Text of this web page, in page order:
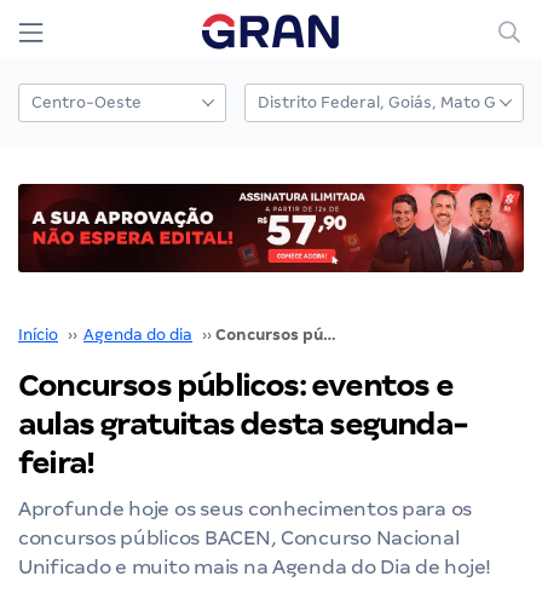
Início ›› Agenda do dia ›› Concursos públicos: eventos e aulas gratuitas desta segunda-feira!
Concursos públicos: eventos e
aulas gratuitas desta segunda-
feira!
Aprofunde hoje os seus conhecimentos para os
concursos públicos BACEN, Concurso Nacional
Unificado e muito mais na Agenda do Dia de hoje!